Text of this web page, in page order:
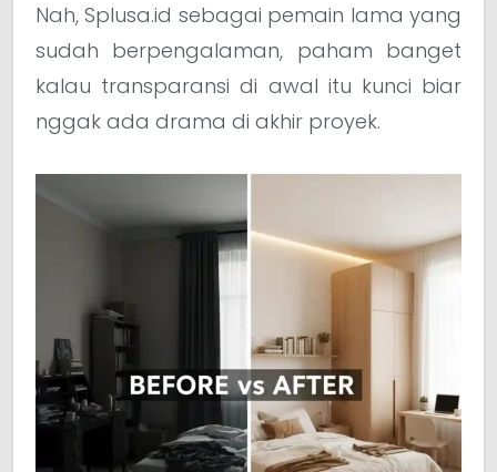
Nah, Splusa.id sebagai pemain lama yang
sudah berpengalaman, paham banget
kalau transparansi di awal itu kunci biar
nggak ada drama di akhir proyek.